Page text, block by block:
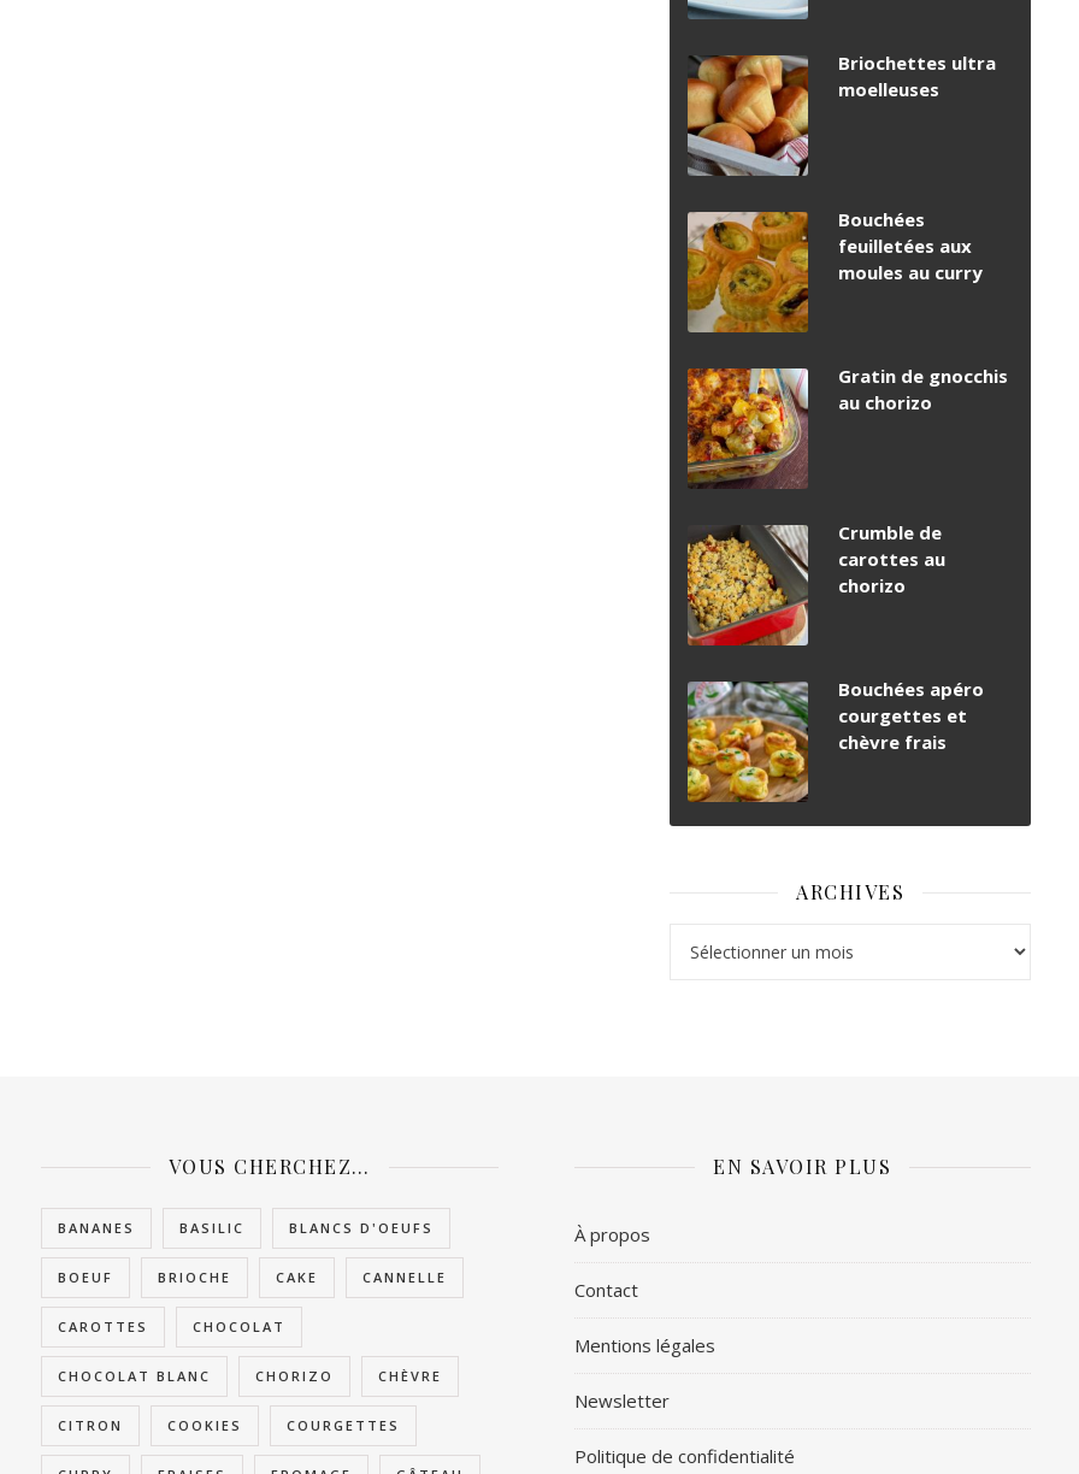
Briochettes ultra
moelleuses
Bouchées
feuilletées aux
moules au curry
Gratin de gnocchis
au chorizo
Crumble de
carottes au
chorizo
Bouchées apéro
courgettes et
chèvre frais
ARCHIVES
VOUS CHERCHEZ…
BANANES BASILIC BLANCS D'OEUFS
BOEUF BRIOCHE CAKE CANNELLE
CAROTTES CHOCOLAT
CHOCOLAT BLANC CHORIZO CHÈVRE
CITRON COOKIES COURGETTES
EN SAVOIR PLUS
À propos
Contact
Mentions légales
Newsletter
Politique de confidentialité